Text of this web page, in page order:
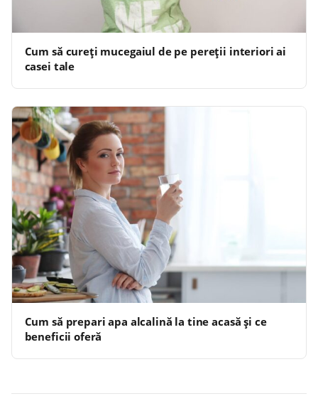
Cum să cureți mucegaiul de pe pereții interiori ai
casei tale
Cum să prepari apa alcalină la tine acasă și ce
beneficii oferă